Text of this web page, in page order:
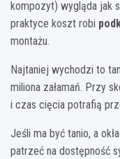
kompozyt) wygląda jak
praktyce koszt robi
montażu.
Najtaniej wychodzi to
miliona załamań. Przy
i czas cięcia potrafią
Jeśli ma być tanio, a
patrzeć na dostępność